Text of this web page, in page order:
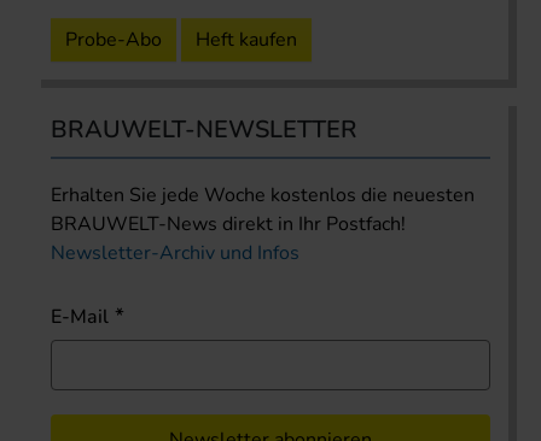
Probe-Abo Heft kaufen
BRAUWELT-NEWSLETTER
Erhalten Sie jede Woche kostenlos die neuesten
BRAUWELT-News direkt in Ihr Postfach!
Newsletter-Archiv und Infos
E-Mail